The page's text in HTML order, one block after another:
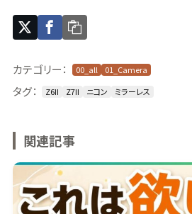
カテゴリー： 00_all 01_Camera
タグ： Z6II Z7II ニコン ミラーレス
関連記事